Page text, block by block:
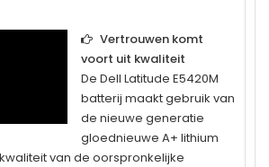
Vertrouwen komt
voort uit kwaliteit
De Dell Latitude E5420M
batterij maakt gebruik van
de nieuwe generatie
gloednieuwe A+ lithium
van de oorspronkelijke